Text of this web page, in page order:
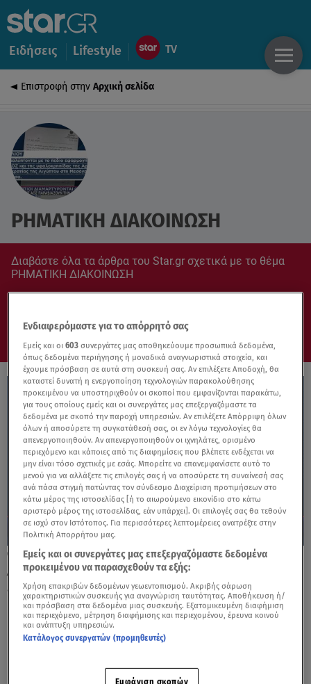
Ειδήσεις Lifestyle
Επιστροφή στην Αρχική σελίδα
ΡΗΜΑΤΙΚΗ ΔΙΑΚΟΙΝΩΣΗ
Διαβάστε όλα τα άρθρα του Star.gr σχετικά με το θέμα
ΡΗΜΑΤΙΚΗ ΔΙΑΚΟΙΝΩΣΗ
07.08.25, 18:17
Διαμαρτύρεται και η Αίγυπτος για τον
ελληνικό θαλάσσιο χωροταξικό σχεδιασμό
Ενδιαφερόμαστε για το απόρρητό σας
Εμείς και οι603 συνεργάτες μας αποθηκεύουμε προσωπικά δεδομένα,
όπως δεδομένα περιήγησης ή μοναδικά αναγνωριστικά στοιχεία, και
έχουμε πρόσβαση σε αυτά στη συσκευή σας. Αν επιλέξετε Αποδοχή, θα
καταστεί δυνατή η ενεργοποίηση τεχνολογιών παρακολούθησης
προκειμένου να υποστηριχθούν οι σκοποί που εμφανίζονται παρακάτω,
για τους οποίους εμείς και οι συνεργάτες μας επεξεργαζόμαστε τα
δεδομένα με σκοπό την παροχή υπηρεσιών. Αν επιλέξετε Απόρριψη όλων
όλων ή αποσύρετε τη συγκατάθεσή σας, οι εν λόγω τεχνολογίες θα
απενεργοποιηθούν. Αν απενεργοποιηθούν οι ιχνηλάτες, ορισμένο
περιεχόμενο και κάποιες από τις διαφημίσεις που βλέπετε ενδέχεται να
μην είναι τόσο σχετικές με εσάς. Μπορείτε να επανεμφανίσετε αυτό το
μενού για να αλλάξετε τις επιλογές σας ή να αποσύρετε τη συναίνεσή σας
ανά πάσα στιγμή πατώντας τον σύνδεσμο Διαχείριση προτιμήσεων στο
κάτω μέρος της ιστοσελίδας [ή το αιωρούμενο εικονίδιο στο κάτω
αριστερό μέρος της ιστοσελίδας, εάν υπάρχει]. Οι επιλογές σας θα τεθούν
σε ισχύ στον Ιστότοπος. Για περισσότερες λεπτομέρειες ανατρέξτε στην
Πολιτική Απορρήτου μας.
Εμείς και οι συνεργάτες μας επεξεργαζόμαστε δεδομένα
προκειμένου να παρασχεθούν τα εξής:
Χρήση επακριβών δεδομένων γεωεντοπισμού. Ακριβής σάρωση
χαρακτηριστικών συσκευής για αναγνώριση ταυτότητας. Αποθήκευση ή/
και πρόσβαση στα δεδομένα μιας συσκευής. Εξατομικευμένη διαφήμιση
και περιεχόμενο, μέτρηση διαφήμισης και περιεχομένου, έρευνα κοινού
και ανάπτυξη υπηρεσιών.
Κατάλογος συνεργατών (προμηθευτές)
Εμφάνιση σκοπών